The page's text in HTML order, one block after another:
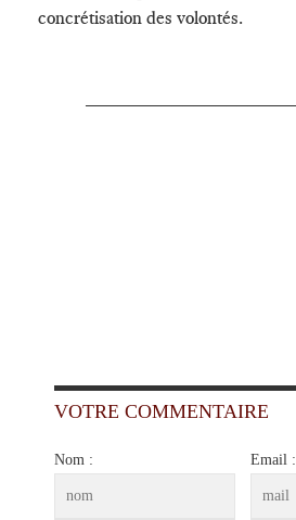
concrétisation des volontés.
VOTRE COMMENTAIRE
Nom : Email :